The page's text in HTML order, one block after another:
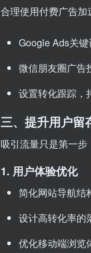
合理使用付费广告加
Google Ads关
微信朋友圈广告
设置转化跟踪，
三、提升用户留
吸引流量只是第一步
1. 用户体验优化
简化网站导航结
设计高转化率的
优化移动端浏览